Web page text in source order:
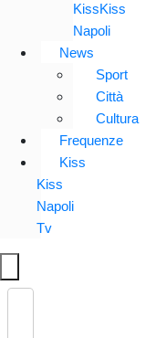
KissKiss
Napoli
News
Sport
Città
Cultura
Frequenze
Kiss
Kiss
Napoli
Tv